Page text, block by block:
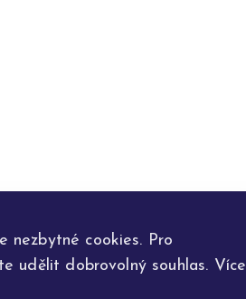
nezbytné cookies. Pro
udělit dobrovolný souhlas. Více